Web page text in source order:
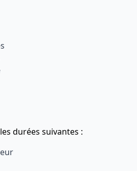
durées suivantes :